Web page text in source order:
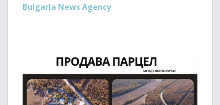
Bulgaria News Agency